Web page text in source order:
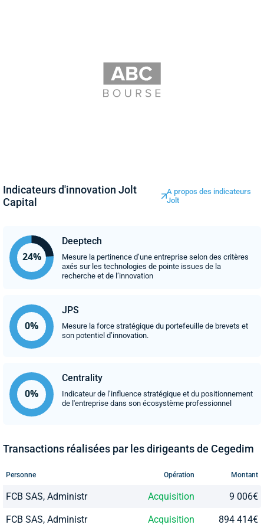
Indicateurs d'innovation Jolt
Capital
A propos des indicateurs
Jolt
Deeptech
Mesure la pertinence d’une entreprise selon des critères
axés sur les technologies de pointe issues de la
recherche et de l’innovation
JPS
Mesure la force stratégique du portefeuille de brevets et
son potentiel d’innovation.
Centrality
Indicateur de l’influence stratégique et du positionnement
de l'entreprise dans son écosystème professionnel
Transactions réalisées par les dirigeants de Cegedim
Personne Opération Montant
FCB SAS, Administr Acquisition 9 006€
FCB SAS, Administr Acquisition 894 414€